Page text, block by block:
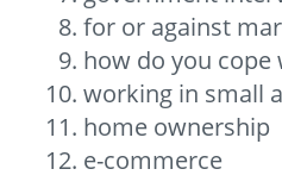
for or against
how do you cope
working in small
home ownership
e-commerce